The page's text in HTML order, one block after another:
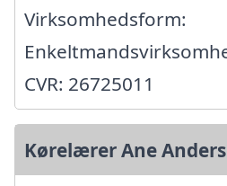
Virksomhedsform:
CVR: 26725011
Kørelærer Ane